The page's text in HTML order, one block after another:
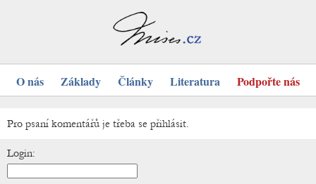
O nás Základy Články Literatura Podpořte nás
Pro psaní komentářů je třeba se přihlásit.
Login: